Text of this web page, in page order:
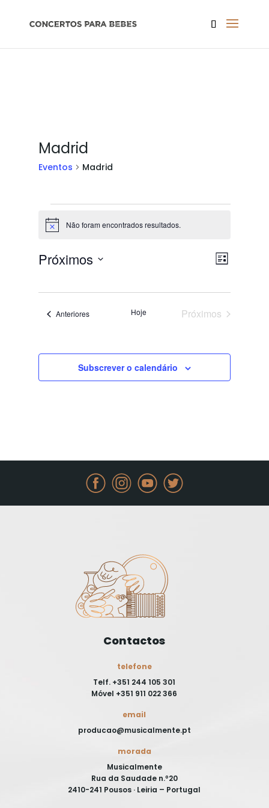
Madrid
Eventos Madrid
Eventos
Aviso Não foram encontrados resultados.
de
de
Evento
Lista
Próximos
Eventos
Anteriores Hoje
Próximos
Subscrever o calendário
Contactos
telefone
Telf. +351 244 105 301
Móvel +351 911 022 366
email
producao@musicalmente.pt
morada
Musicalmente
Rua da Saudade n.º20
2410-241 Pousos · Leiria – Portugal